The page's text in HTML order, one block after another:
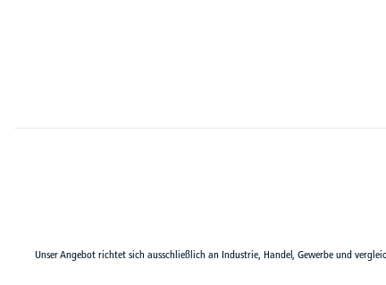
Unser Angebot richtet sich ausschließlich an Industrie, Handel, Gewerbe und